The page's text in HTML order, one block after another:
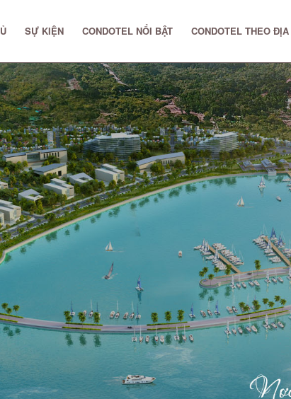
SỰ KIỆN CONDOTEL NỔI BẬT CONDOTEL THEO ĐỊA